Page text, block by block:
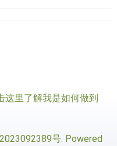
这里了解我是如何做到
号. Powered